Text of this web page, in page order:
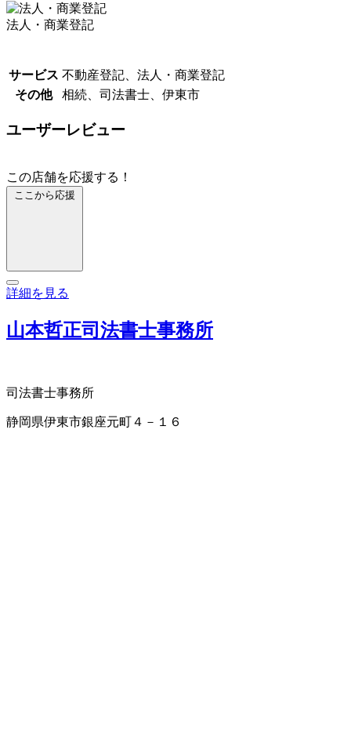
法人・商業登記
サービス 不動産登記、法人・商業登記
その他
相続、司法書士、伊東市
ユーザーレビュー
この店舗を応援する！
ここから応援
詳細を見る
山本哲正司法書士事務所
司法書士事務所
静岡県伊東市銀座元町４－１６